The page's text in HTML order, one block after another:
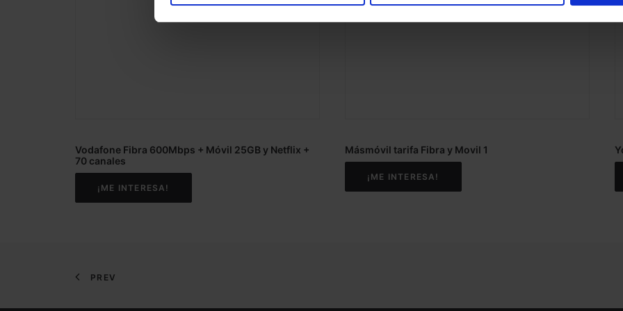
Vodafone Fibra 600Mbps + Móvil 25GB y Netflix +
70 canales
¡ME INTERESA!
Másmóvil tarifa Fibra y Movil 1
¡ME INTERESA!
PREV